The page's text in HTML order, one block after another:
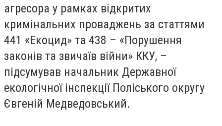
агресора у рамках відкритих
кримінальних проваджень за статтями
441 «Екоцид» та 438 – «Порушення
законів та звичаїв війни» ККУ, –
підсумував начальник Державної
екологічної інспекції Поліського округу
Євгеній Медведовський.